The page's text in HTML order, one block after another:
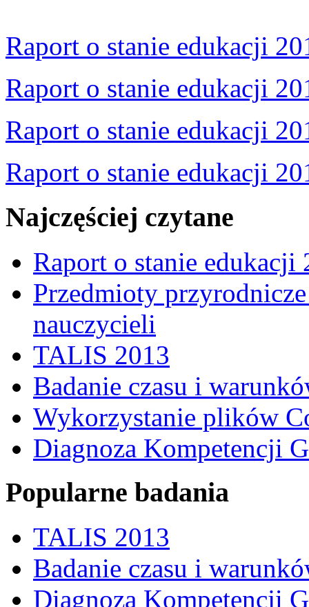
Raport o stanie edukacji
Raport o stanie edukacji
Raport o stanie edukacji
Raport o stanie edukacji
Najczęściej czytane
Raport o stanie edukacji
Przedmioty
nauczycieli
TALIS 2013
Badanie czasu i
Wykorzystanie plików
Diagnoza Kompetencji
Popularne badania
TALIS 2013
Badanie czasu i
Diagnoza Kompetencji